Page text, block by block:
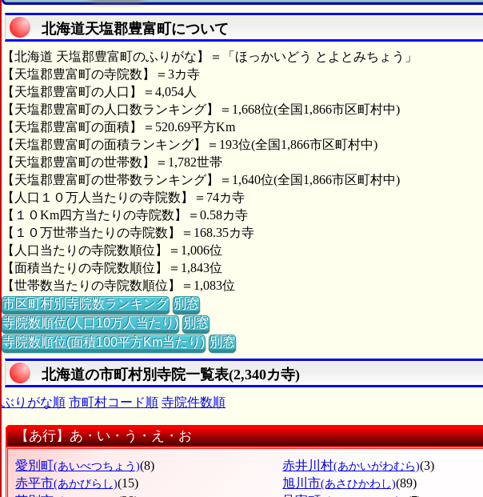
北海道天塩郡豊富町について
【北海道 天塩郡豊富町のふりがな】＝「ほっかいどう とよとみちょう」
【天塩郡豊富町の寺院数】＝3カ寺
【天塩郡豊富町の人口】＝4,054人
【天塩郡豊富町の人口数ランキング】＝1,668位(全国1,866市区町村中)
【天塩郡豊富町の面積】＝520.69平方Km
【天塩郡豊富町の面積ランキング】＝193位(全国1,866市区町村中)
【天塩郡豊富町の世帯数】＝1,782世帯
【天塩郡豊富町の世帯数ランキング】＝1,640位(全国1,866市区町村中)
【人口１０万人当たりの寺院数】＝74カ寺
【１０Km四方当たりの寺院数】＝0.58カ寺
【１０万世帯当たりの寺院数】＝168.35カ寺
【人口当たりの寺院数順位】＝1,006位
【面積当たりの寺院数順位】＝1,843位
【世帯数当たりの寺院数順位】＝1,083位
市区町村別寺院数ランキング 別窓
寺院数順位(人口10万人当たり) 別窓
寺院数順位(面積100平方Km当たり) 別窓
北海道の市町村別寺院一覧表(2,340カ寺)
ぶりがな順 市町村コード順 寺院件数順
【あ行】あ・い・う・え・お
愛別町(あいべつちょう)(8) 赤井川村(あかいがわむら)(3)
赤平市(あかびらし)(15) 旭川市(あさひかわし)(89)